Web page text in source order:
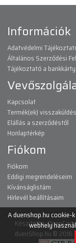
Információk
Adatvédelmi
Általános Szerződési
Tájékoztató a
Kapcsolat
Termék(ek)
Elállás a szerződéstől
Honlaptérkép
Fiókom
Fiókom
Eddigi megrendeléseim
Kívánságlistám
Hírlevél beállításaim
Készítette:
duenShop.hu ©
A duenshop.hu
webhely